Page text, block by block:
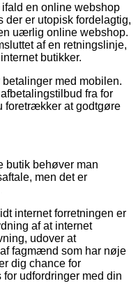
en online webshop
der er utopisk fordelagtig,
uærlig online webshop.
af en retningslinje,
butikker.
med mobilen.
fra for
foretrækker at godtgøre
butik behøver man
men det er
internet forretningen er
af at internet
udover at
fagmænd som har nøje
dig chance for
udfordringer med din